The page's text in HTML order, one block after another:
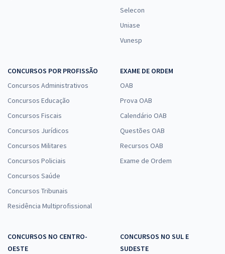
Selecon
Uniase
Vunesp
CONCURSOS POR PROFISSÃO
Concursos Administrativos
Concursos Educação
Concursos Fiscais
Concursos Jurídicos
Concursos Militares
Concursos Policiais
Concursos Saúde
Concursos Tribunais
Residência Multiprofissional
EXAME DE ORDEM
OAB
Prova OAB
Calendário OAB
Questões OAB
Recursos OAB
Exame de Ordem
CONCURSOS NO CENTRO-
OESTE
CONCURSOS NO SUL E
SUDESTE